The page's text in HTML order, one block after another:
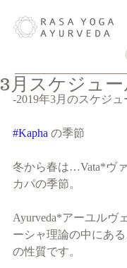
3月スケジュー
-2019年3月のスケジ
#Kapha の季節
冬から春は…Vata*ヴ
カパの季節。
Ayurveda*アーユルヴ
ーシャ理論の中にあ
の性質です。